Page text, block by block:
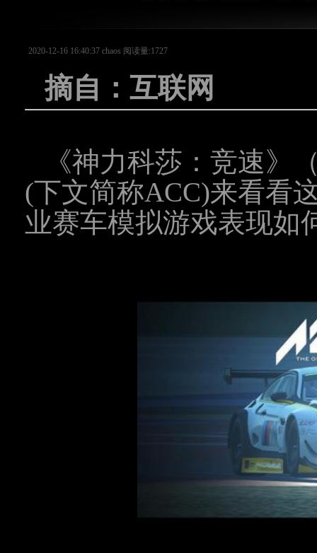
2020-12-16 16:40:37 chaos 阅读量:1727
摘自：互联网
《神力科莎：竞速》
(下文简称ACC)来看看
业赛车模拟游戏表现如